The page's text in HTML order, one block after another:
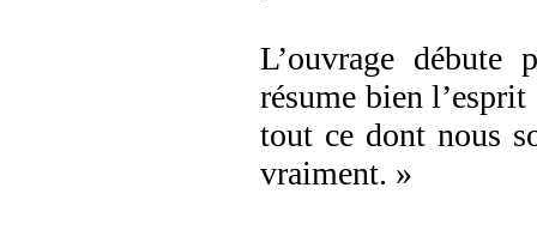
L’ouvrage
résume bien
tout ce dont nous
vraiment. »